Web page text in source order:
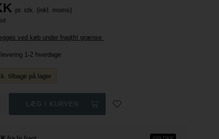
pr. stk. (inkl. moms)
ved køb under fragtfri grænse
1-2 hverdage
tilbage på lager